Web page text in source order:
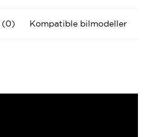
(0) Kompatible bilmodeller